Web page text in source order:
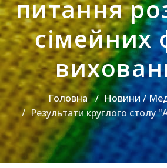
питання
сімейних
Головна
Новини /
Результати круглого столу